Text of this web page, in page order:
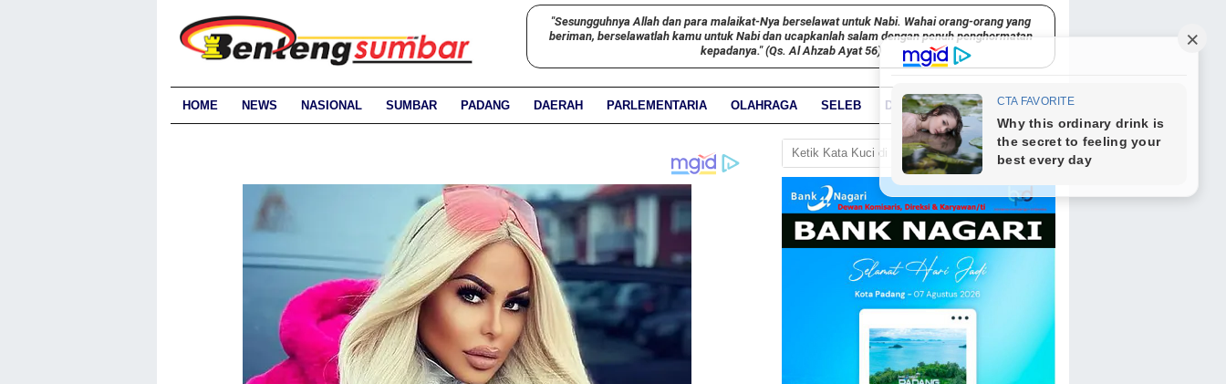
"Sesungguhnya Allah dan para malaikat-Nya berselawat untuk Nabi. Wahai orang-orang yang
beriman, berselawatlah kamu untuk Nabi dan ucapkanlah salam dengan penuh penghormatan
kepadanya." (Qs. Al Ahzab Ayat 56)
HOME NEWS NASIONAL SUMBAR PADANG DAERAH PARLEMENTARIA OLAHRAGA SELEB DUNIA PARIWARA